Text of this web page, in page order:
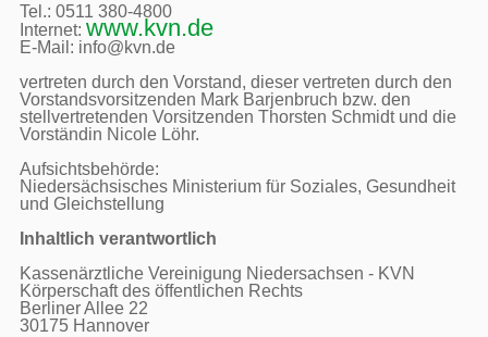
Tel.: 0511 380-4800
Internet: www.kvn.de
E-Mail: info@kvn.de
vertreten durch den Vorstand, dieser vertreten durch den
Vorstandsvorsitzenden Mark Barjenbruch bzw. den
stellvertretenden Vorsitzenden Thorsten Schmidt und die
Vorständin Nicole Löhr.
Aufsichtsbehörde:
Niedersächsisches Ministerium für Soziales, Gesundheit
und Gleichstellung
Inhaltlich verantwortlich
Kassenärztliche Vereinigung Niedersachsen - KVN
Körperschaft des öffentlichen Rechts
Berliner Allee 22
30175 Hannover